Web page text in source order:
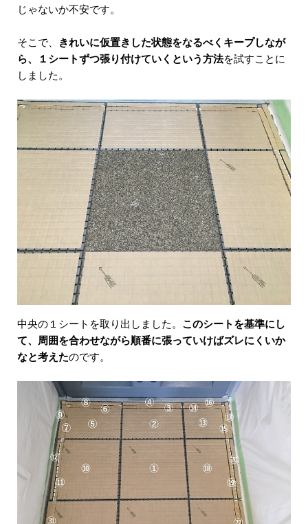
じゃないか不安です。
そこで、
きれいに仮置きした状態をなるべくキープしなが
ら、１シートずつ張り付けていくという方法を試すことに
しました。
中央の１シートを取り出しました。 このシートを基準にし
て、周囲を合わせながら順番に張っていけばズレにくいか
なと考えたのです。